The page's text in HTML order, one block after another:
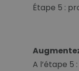
Étape 5 :
A l’étape 5